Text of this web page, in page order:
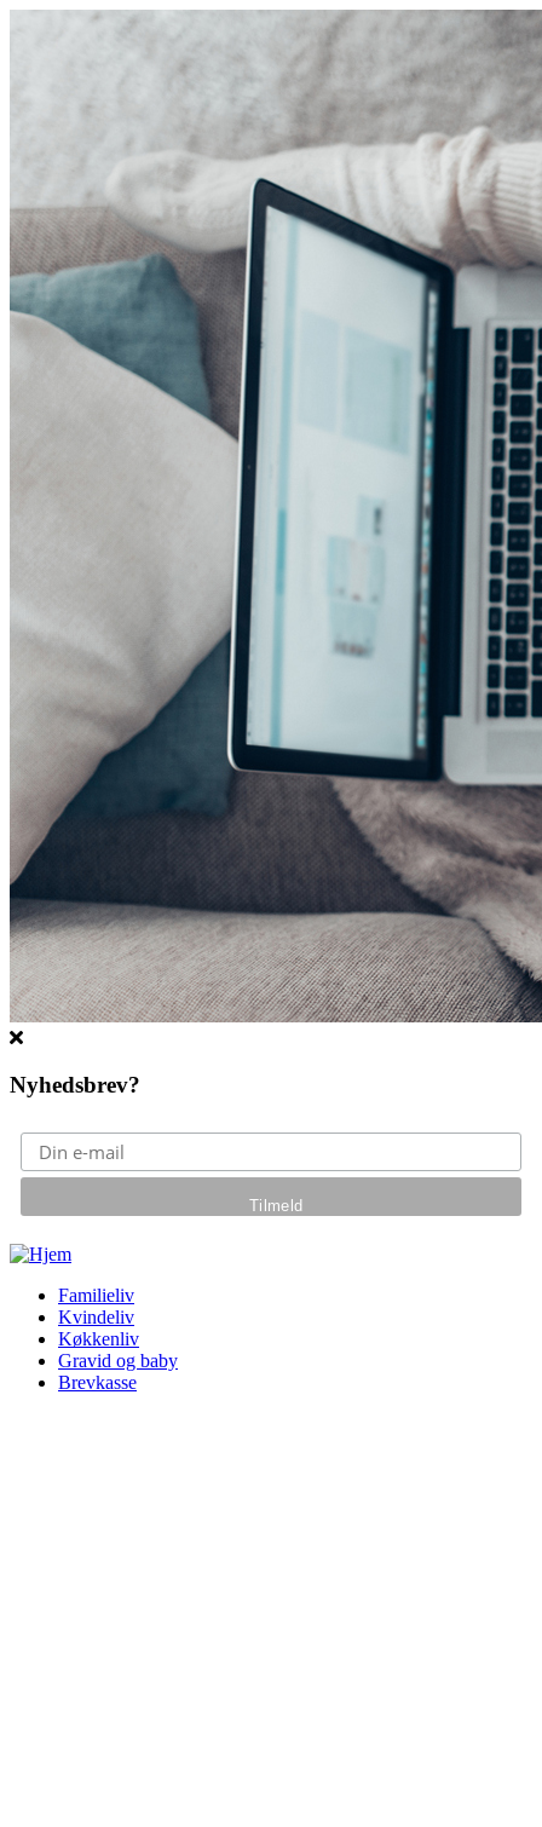
Nyhedsbrev?
Gå til hovedindhold
Familieliv
Kvindeliv
Køkkenliv
Gravid og baby
Brevkasse